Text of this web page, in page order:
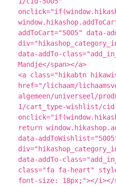
addToCart="5005" data-
data-addTo-
Mandje</span></a>
<a class="hikabtn
href="/lichaam/
algemeen/universeel/
1/cart_type-wishlist/
return
data-
data-addTo-
class="fa fa-heart"
font-size: 18px;"></i></